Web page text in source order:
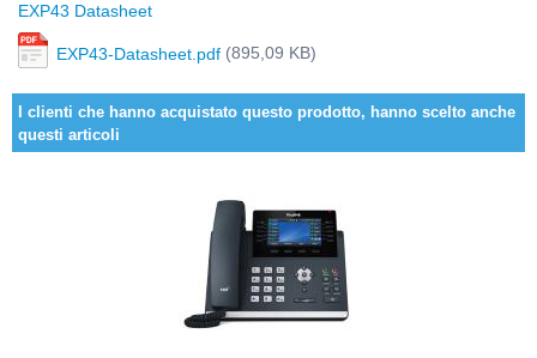
EXP43 Datasheet
EXP43-Datasheet.pdf (895,09 KB)
I clienti che hanno acquistato questo prodotto, hanno scelto anche
questi articoli